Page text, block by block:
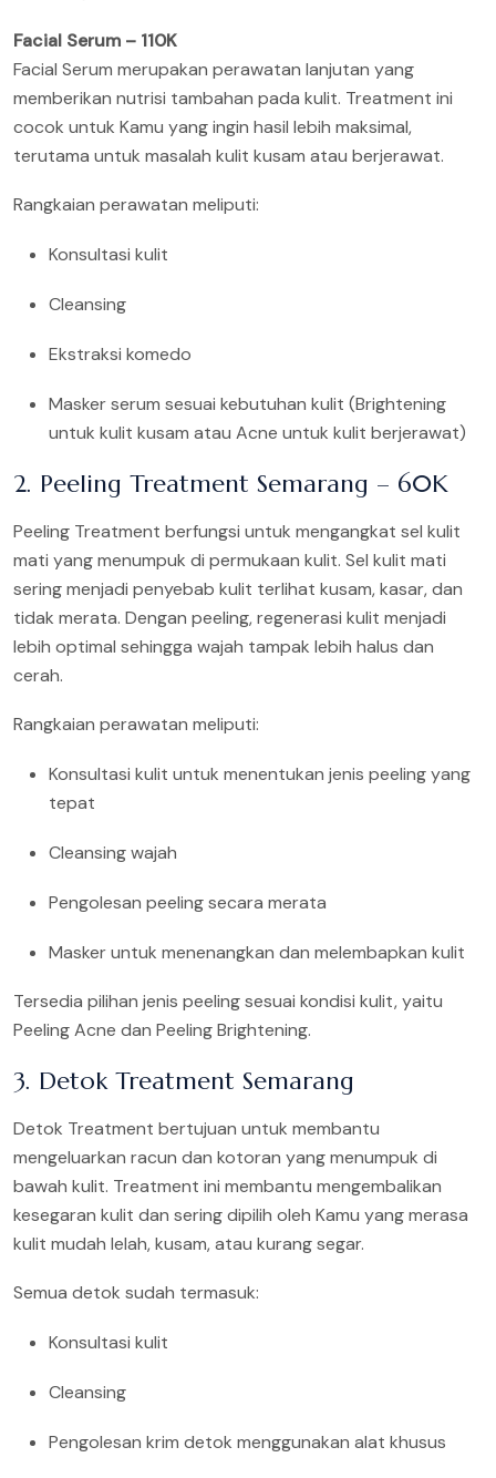
Facial Serum – 110K
Facial Serum merupakan perawatan lanjutan yang
memberikan nutrisi tambahan pada kulit. Treatment ini
cocok untuk Kamu yang ingin hasil lebih maksimal,
terutama untuk masalah kulit kusam atau berjerawat.
Rangkaian perawatan meliputi:
Konsultasi kulit
Cleansing
Ekstraksi komedo
Masker serum sesuai kebutuhan kulit (Brightening
untuk kulit kusam atau Acne untuk kulit berjerawat)
2. Peeling Treatment Semarang – 60K
Peeling Treatment berfungsi untuk mengangkat sel kulit
mati yang menumpuk di permukaan kulit. Sel kulit mati
sering menjadi penyebab kulit terlihat kusam, kasar, dan
tidak merata. Dengan peeling, regenerasi kulit menjadi
lebih optimal sehingga wajah tampak lebih halus dan
cerah.
Rangkaian perawatan meliputi:
Konsultasi kulit untuk menentukan jenis peeling yang
tepat
Cleansing wajah
Pengolesan peeling secara merata
Masker untuk menenangkan dan melembapkan kulit
Tersedia pilihan jenis peeling sesuai kondisi kulit, yaitu
Peeling Acne dan Peeling Brightening.
3. Detok Treatment Semarang
Detok Treatment bertujuan untuk membantu
mengeluarkan racun dan kotoran yang menumpuk di
bawah kulit. Treatment ini membantu mengembalikan
kesegaran kulit dan sering dipilih oleh Kamu yang merasa
kulit mudah lelah, kusam, atau kurang segar.
Semua detok sudah termasuk:
Konsultasi kulit
Cleansing
Pengolesan krim detok menggunakan alat khusus